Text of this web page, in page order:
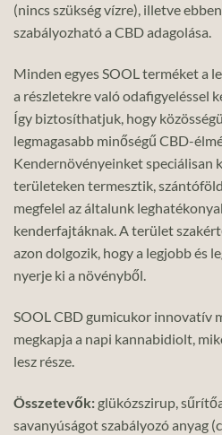
(nincs szükség vízre), illetve
szabályozható a CBD adagolása.
Minden egyes SOOL terméket a
a részletekre való odafigyeléssel
Így biztosíthatjuk, hogy
legmagasabb minőségű CBD-
Kendernövényeinket speciálisan
területeken termesztik,
megfelel az általunk
kenderfajtáknak. A terület
azon dolgozik, hogy a legjobb és
nyerje ki a növényből.
SOOL CBD gumicukor innovatív
megkapja a napi kannabidiolt,
lesz része.
Összetevők: glükózszirup,
savanyúságot szabályozó anyag